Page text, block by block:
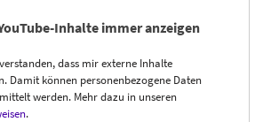
Inhalte immer anzeigen
dass mir externe Inhalte
Damit können personenbezogene Daten
werden. Mehr dazu in unseren
.